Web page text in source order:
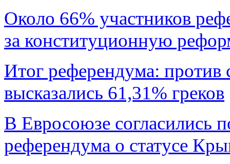
Около 66% участников
за конституционную
Итог референдума: против
высказались 61,31% греков
В Евросоюзе согласились
референдума о статусе